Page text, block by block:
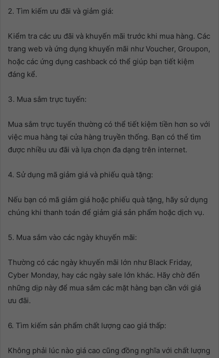
2. Tìm kiếm ưu đãi và giảm giá:
Kiểm tra các ưu đãi và khuyến mãi trước khi mua hàng. Các
trang web và ứng dụng khuyến mãi như Voucher, Groupon,
hoặc các ứng dụng cashback có thể giúp bạn tiết kiệm
đáng kể.
3. Mua sắm trực tuyến:
Mua sắm trực tuyến thường có thể tiết kiệm tiền hơn so với
việc mua hàng tại cửa hàng truyền thống. Bạn có thể tìm
được nhiều ưu đãi và lựa chọn đa dạng trên internet.
4. Sử dụng mã giảm giá và phiếu quà tặng:
Nếu bạn có mã giảm giá hoặc phiếu quà tặng, hãy sử dụng
chúng khi thanh toán để giảm giá sản phẩm hoặc dịch vụ.
5. Mua sắm vào các ngày khuyến mãi:
Thường có các ngày khuyến mãi lớn như Black Friday,
Cyber Monday, hay các ngày sale lớn khác. Hãy chờ đến
những dịp này để mua sắm các mặt hàng bạn cần với giá
ưu đãi.
6. Tìm kiếm sản phẩm chất lượng cao giá thấp:
Không phải lúc nào giá cao cũng đồng nghĩa với chất lượng